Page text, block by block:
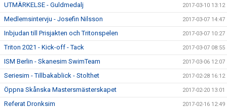
UTMÄRKELSE - Guldmedalj 2017-03-10 13:12
Medlemsintervju - Josefin Nilsson 2017-03-07 14:47
Inbjudan till Prisjakten och Tritonspelen 2017-03-07 10:27
Triton 2021 - Kick-off - Tack 2017-03-07 08:55
ISM Berlin - Skanesim SwimTeam 2017-03-06 12:07
Seriesim - Tillbakablick - Stolthet 2017-02-28 16:12
Öppna Skånska Mastersmästerskapet 2017-02-20 13:01
Referat Dronksim 2017-02-16 12:49